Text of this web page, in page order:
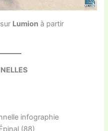
Lumion à partir
infographie
(88)